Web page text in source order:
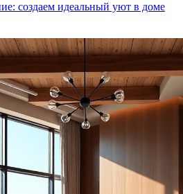
создаем идеальный уют в доме